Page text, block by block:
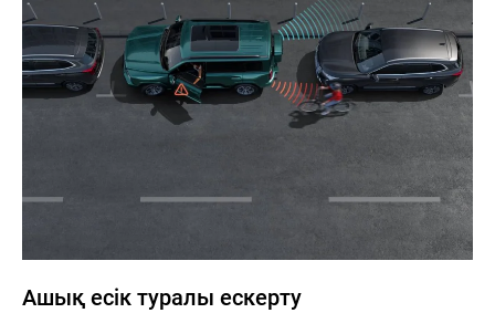
Ашық есік туралы ескерту